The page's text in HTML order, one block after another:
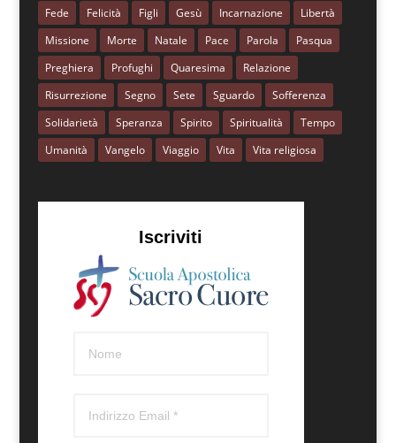
Fede
Felicità Figli Gesù Incarnazione
Libertà
Missione
Morte Natale Pace Parola
Pasqua
Preghiera
Profughi Quaresima
Relazione
Risurrezione
Segno Sete Sguardo
Sofferenza
Solidarietà
Speranza Spirito Spiritualità
Tempo
Umanità
Vangelo Viaggio Vita Vita religiosa
Iscriviti